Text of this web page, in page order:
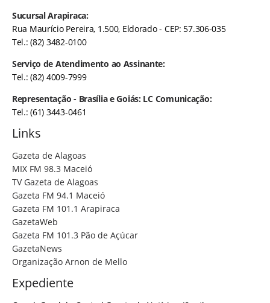
Sucursal Arapiraca:
Rua Maurício Pereira, 1.500, Eldorado - CEP: 57.306-035
Tel.: (82) 3482-0100
Serviço de Atendimento ao Assinante:
Tel.: (82) 4009-7999
Representação - Brasília e Goiás: LC Comunicação:
Tel.: (61) 3443-0461
Links
Gazeta de Alagoas
MIX FM 98.3 Maceió
TV Gazeta de Alagoas
Gazeta FM 94.1 Maceió
Gazeta FM 101.1 Arapiraca
GazetaWeb
Gazeta FM 101.3 Pão de Açúcar
GazetaNews
Organização Arnon de Mello
Expediente